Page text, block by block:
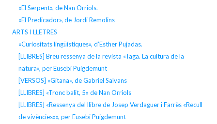
«El Serpent», de Nan Orriols.
«El Predicador», de Jordi Remolins
ARTS I LLETRES
«Curiositats lingüístiques», d’Esther Pujadas.
[LLIBRES] Breu ressenya de la revista «Taga. La cultura de la
natura», per Eusebi Puigdemunt
[VERSOS] «Gitana», de Gabriel Salvans
[LLIBRES] «Tronc balit, 5» de Nan Orriols
[LLIBRES] «Ressenya del llibre de Josep Verdaguer i Farrès «Recull
de vivències»», per Eusebi Puigdemunt